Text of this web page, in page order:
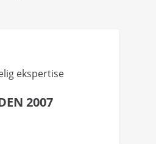
ekspertise
2007